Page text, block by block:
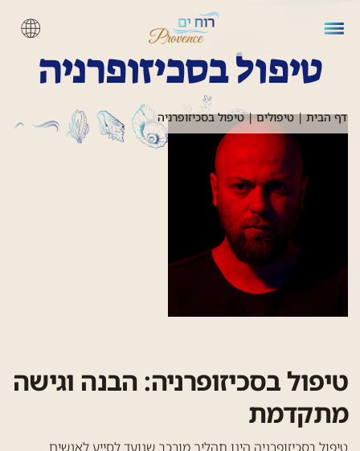
חזרה
טיפולים הוליסטיים
הידרותרפיה
דף הבית|טיפולים|טיפול בסכיזופרניה
טיפול בסכיזופרניה
טיפול בסכיזופרניה: הבנה וגישה
מתקדמת
טיפול בסכיזופרניה הינו תהליך מורכב שנועד לסייע לאנשים